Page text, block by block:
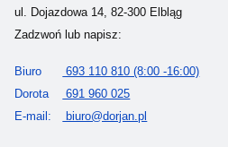
ul. Dojazdowa 14, 82-300 Elbląg
Zadzwoń lub napisz:
Biuro
693 110 810 (8:00 -16:00)
Dorota
691 960 025
E-mail:
biuro@dorjan.pl